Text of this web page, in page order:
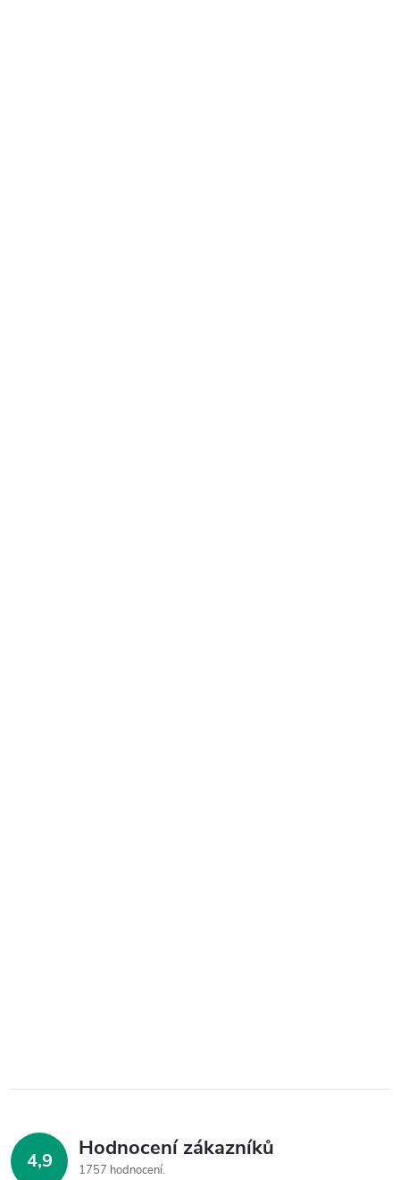
4,9 Hodnocení zákazníků
1757 hodnocení